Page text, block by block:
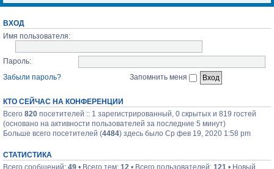
ВХОД
Имя пользователя:
Пароль:
Забыли пароль?
Запомнить меня
КТО СЕЙЧАС НА КОНФЕРЕНЦИИ
Всего 820 посетителей :: 1 зарегистрированный, 0 скрытых и 819 гостей
(основано на активности пользователей за последние 5 минут)
Больше всего посетителей (4484) здесь было Ср фев 19, 2020 1:58 pm
СТАТИСТИКА
Всего сообщений: 49 • Всего тем: 12 • Всего пользователей: 121 • Новый